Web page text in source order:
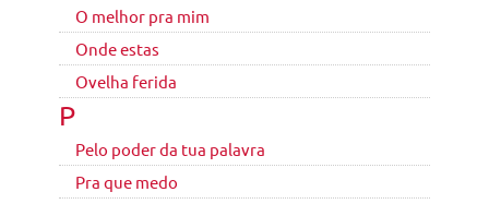
O melhor pra mim
Onde estas
Ovelha ferida
P
Pelo poder da tua palavra
Pra que medo